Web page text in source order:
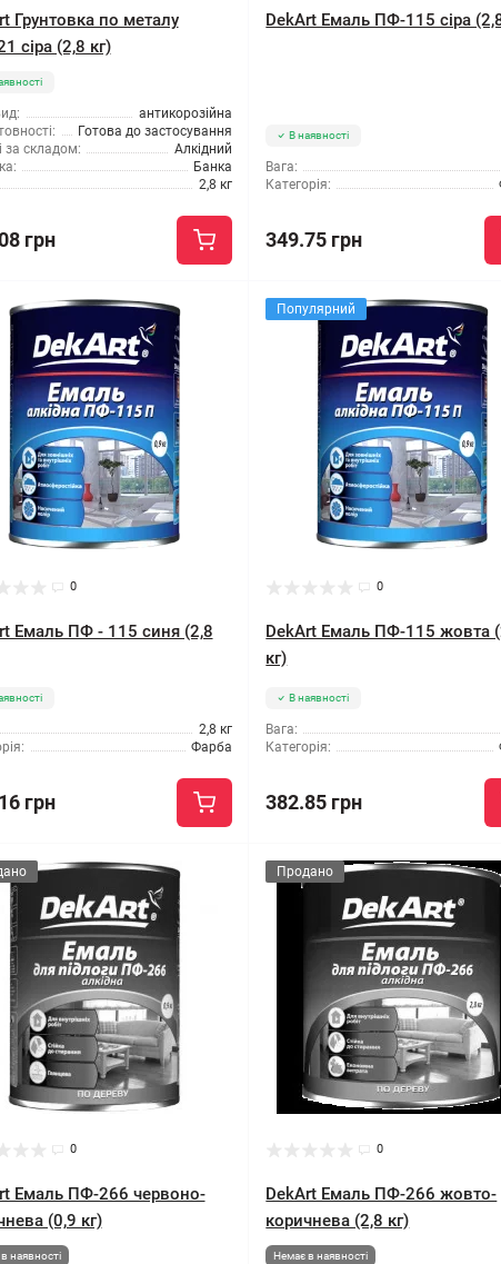
Грунтовка по металу
сіра (2,8 кг)
антикорозійна
Готова до застосування
за складом:
Алкідний
Банка
2,8 кг
грн
DekArt Емаль ПФ-115 сіра
В наявності
Вага:
Категорія:
349.75 грн
0
Емаль ПФ - 115 синя (2,8
2,8 кг
Фарба
грн
Популярний
0
DekArt Емаль ПФ-115 жовта
кг)
В наявності
Вага:
Категорія:
382.85 грн
0
Емаль ПФ-266 червоно-
(0,9 кг)
наявності
Продано
0
DekArt Емаль ПФ-266 жовто-
коричнева (2,8 кг)
Немає в наявності